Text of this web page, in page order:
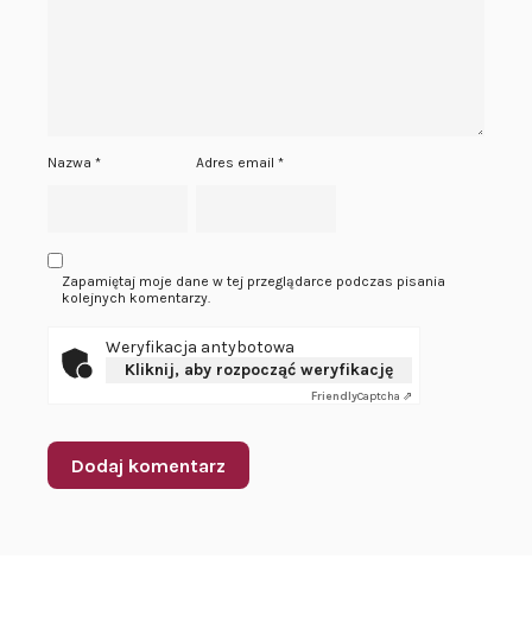
Nazwa * Adres email*
Zapamiętaj moje dane w tej przeglądarce podczas pisania
kolejnych komentarzy.
Weryfikacja antybotowa
Kliknij, aby rozpocząć weryfikację
FriendlyCaptcha ⇗